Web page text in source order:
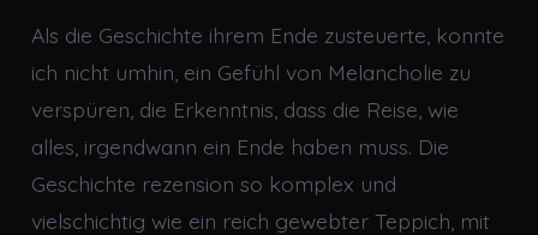
Als die Geschichte ihrem Ende zusteuerte, konnte
ich nicht umhin, ein Gefühl von Melancholie zu
verspüren, die Erkenntnis, dass die Reise, wie
alles, irgendwann ein Ende haben muss. Die
Geschichte rezension so komplex und
vielschichtig wie ein reich gewebter Teppich, mit